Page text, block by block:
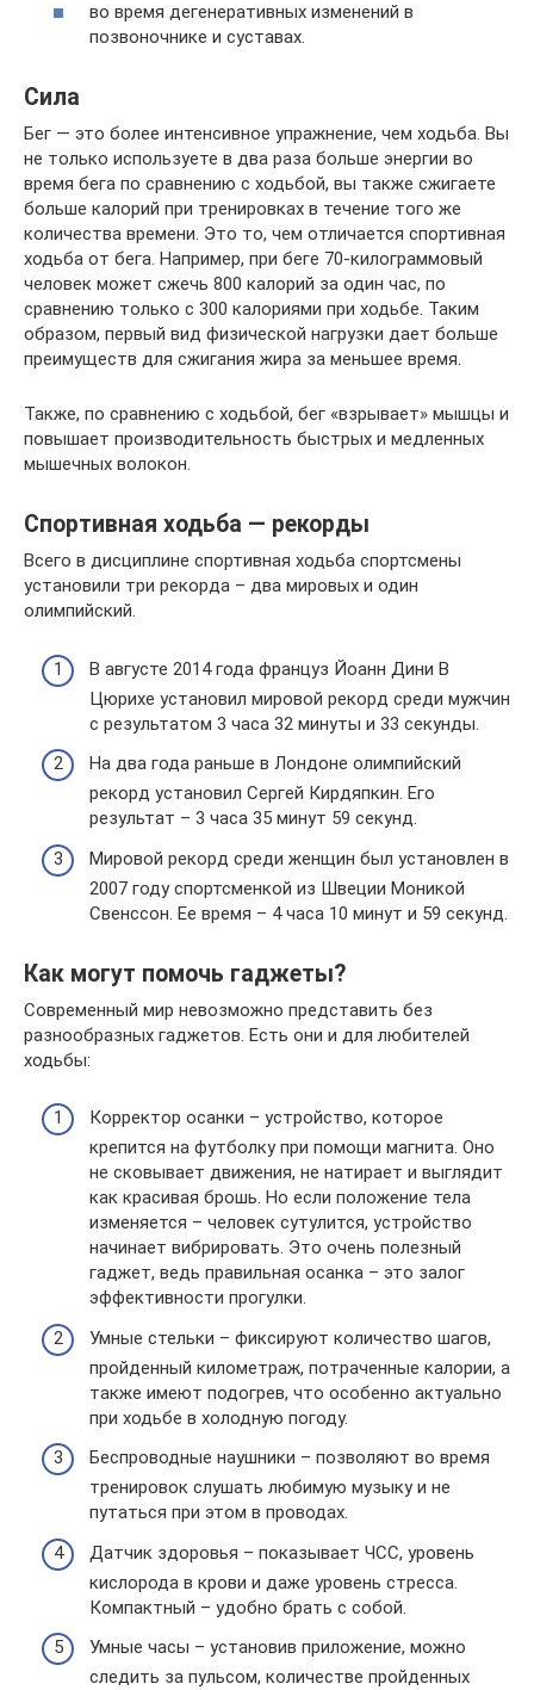
во время дегенеративных изменений в
позвоночнике и суставах.
Сила
Бег — это более интенсивное упражнение, чем ходьба. Вы
не только используете в два раза больше энергии во
время бега по сравнению с ходьбой, вы также сжигаете
больше калорий при тренировках в течение того же
количества времени. Это то, чем отличается спортивная
ходьба от бега. Например, при беге 70-килограммовый
человек может сжечь 800 калорий за один час, по
сравнению только с 300 калориями при ходьбе. Таким
образом, первый вид физической нагрузки дает больше
преимуществ для сжигания жира за меньшее время.
Также, по сравнению с ходьбой, бег «взрывает» мышцы и
повышает производительность быстрых и медленных
мышечных волокон.
Спортивная ходьба — рекорды
Всего в дисциплине спортивная ходьба спортсмены
установили три рекорда – два мировых и один
олимпийский.
В августе 2014 года француз Йоанн Дини В
Цюрихе установил мировой рекорд среди мужчин
с результатом 3 часа 32 минуты и 33 секунды.
На два года раньше в Лондоне олимпийский
рекорд установил Сергей Кирдяпкин. Его
результат – 3 часа 35 минут 59 секунд.
Мировой рекорд среди женщин был установлен в
2007 году спортсменкой из Швеции Моникой
Свенссон. Ее время – 4 часа 10 минут и 59 секунд.
Как могут помочь гаджеты?
Современный мир невозможно представить без
разнообразных гаджетов. Есть они и для любителей
ходьбы:
Корректор осанки – устройство, которое
крепится на футболку при помощи магнита. Оно
не сковывает движения, не натирает и выглядит
как красивая брошь. Но если положение тела
изменяется – человек сутулится, устройство
начинает вибрировать. Это очень полезный
гаджет, ведь правильная осанка – это залог
эффективности прогулки.
Умные стельки – фиксируют количество шагов,
пройденный километраж, потраченные калории, а
также имеют подогрев, что особенно актуально
при ходьбе в холодную погоду.
Беспроводные наушники – позволяют во время
тренировок слушать любимую музыку и не
путаться при этом в проводах.
Датчик здоровья – показывает ЧСС, уровень
кислорода в крови и даже уровень стресса.
Компактный – удобно брать с собой.
Умные часы – установив приложение, можно
следить за пульсом, количестве пройденных